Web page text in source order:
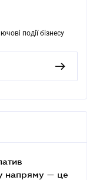
події бізнесу
напряму — це